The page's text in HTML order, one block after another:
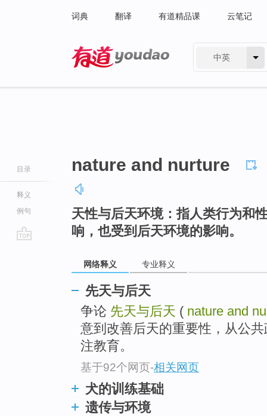
词典 翻译 有道精品课 云笔记
中英
目录
释义
例句
nature and nurture
天性与后天环境：指人类行为和
响，也受到后天环境的影响。
网络释义 专业释义
先天与后天
争论 先天与后天 ( nature and
意到改善后天的重要性，从公
注教育。
基于92个网页-相关网页
犬的训练基础
遗传与环境